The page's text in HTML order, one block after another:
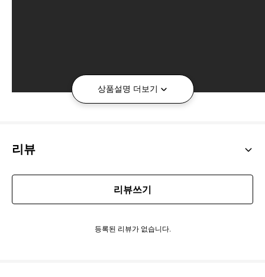
상품설명 더보기
리뷰
리뷰쓰기
등록된 리뷰가 없습니다.